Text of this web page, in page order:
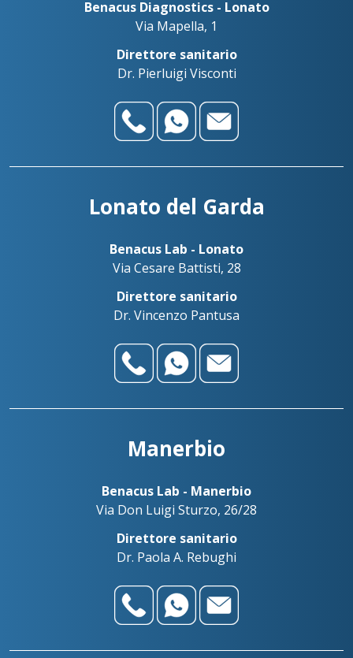
Benacus Diagnostics - Lonato
Via Mapella, 1
Direttore sanitario
Dr. Pierluigi Visconti
Lonato del Garda
Benacus Lab - Lonato
Via Cesare Battisti, 28
Direttore sanitario
Dr. Vincenzo Pantusa
Manerbio
Benacus Lab - Manerbio
Via Don Luigi Sturzo, 26/28
Direttore sanitario
Dr. Paola A. Rebughi